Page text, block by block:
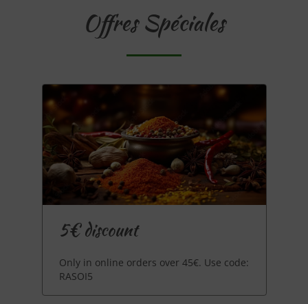
Offres Spéciales
5€ discount
Only in online orders over 45€. Use code:
RASOI5